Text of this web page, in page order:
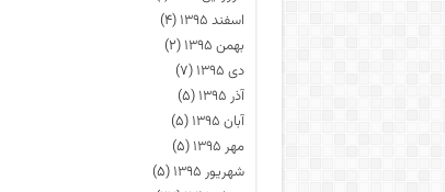
اسفند ۱۳۹۵
(۴)
بهمن ۱۳۹۵
(۲)
دی ۱۳۹۵
(۷)
آذر ۱۳۹۵
(۵)
آبان ۱۳۹۵
(۵)
مهر ۱۳۹۵
(۵)
شهریور ۱۳۹۵
(۵)